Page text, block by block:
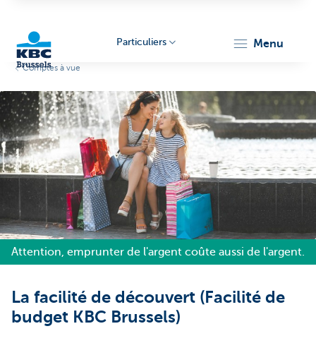
Particuliers menu
Comptes à vue
Attention, emprunter de l'argent coûte aussi de l'argent.
La facilité de découvert (Facilité de
budget KBC Brussels)